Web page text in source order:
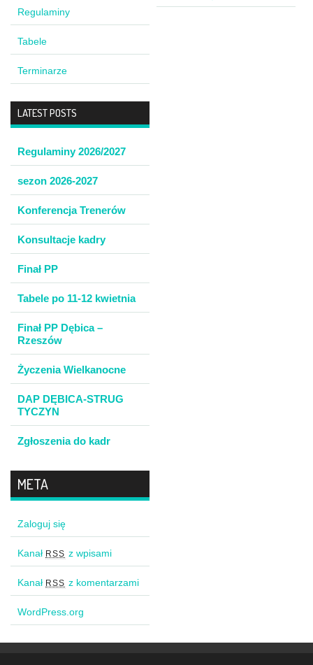
Regulaminy
Tabele
Terminarze
LATEST POSTS
Regulaminy 2026/2027
sezon 2026-2027
Konferencja Trenerów
Konsultacje kadry
Finał PP
Tabele po 11-12 kwietnia
Finał PP Dębica –
Rzeszów
Życzenia Wielkanocne
DAP DĘBICA-STRUG
TYCZYN
Zgłoszenia do kadr
META
Zaloguj się
Kanał RSS z wpisami
Kanał RSS z komentarzami
WordPress.org